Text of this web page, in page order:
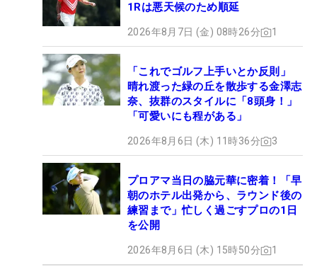
1Rは悪天候のため順延
2026年8月7日 (金) 08時26分 1
「これでゴルフ上手いとか反則」
晴れ渡った緑の丘を散歩する金澤志
奈、抜群のスタイルに「8頭身！」
「可愛いにも程がある」
2026年8月6日 (木) 11時36分 3
プロアマ当日の脇元華に密着！「早
朝のホテル出発から、ラウンド後の
練習まで」忙しく過ごすプロの1日
を公開
2026年8月6日 (木) 15時50分 1